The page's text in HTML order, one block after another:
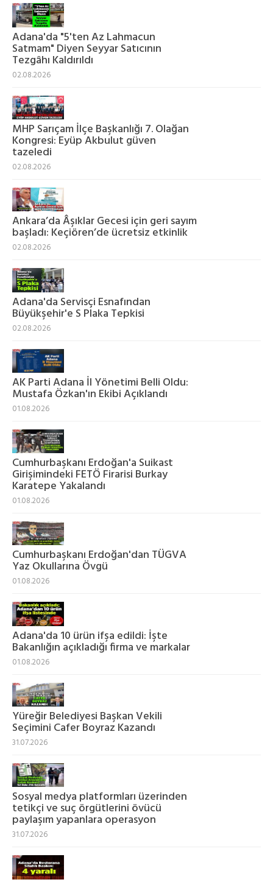
Adana'da "5'ten Az Lahmacun
Satmam" Diyen Seyyar Satıcının
Tezgâhı Kaldırıldı
02.08.2026
MHP Sarıçam İlçe Başkanlığı 7. Olağan
Kongresi: Eyüp Akbulut güven
tazeledi
02.08.2026
Ankara’da Âşıklar Gecesi için geri sayım
başladı: Keçiören’de ücretsiz etkinlik
02.08.2026
Adana'da Servisçi Esnafından
Büyükşehir'e S Plaka Tepkisi
02.08.2026
AK Parti Adana İl Yönetimi Belli Oldu:
Mustafa Özkan'ın Ekibi Açıklandı
01.08.2026
Cumhurbaşkanı Erdoğan'a Suikast
Girişimindeki FETÖ Firarisi Burkay
Karatepe Yakalandı
01.08.2026
Cumhurbaşkanı Erdoğan'dan TÜGVA
Yaz Okullarına Övgü
01.08.2026
Adana'da 10 ürün ifşa edildi: İşte
Bakanlığın açıkladığı firma ve markalar
01.08.2026
Yüreğir Belediyesi Başkan Vekili
Seçimini Cafer Boyraz Kazandı
31.07.2026
Sosyal medya platformları üzerinden
tetikçi ve suç örgütlerini övücü
paylaşım yapanlara operasyon
31.07.2026